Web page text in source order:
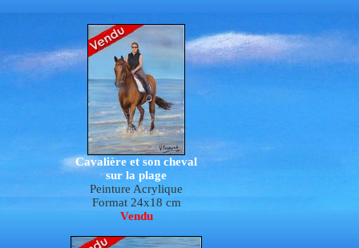
Cavalière et son cheval
sur la plage
Peinture Acrylique
Format 24x18 cm
Vendu